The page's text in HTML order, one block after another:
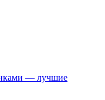
— лучшие